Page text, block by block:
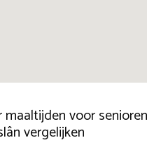
maaltijden voor
vergelijken